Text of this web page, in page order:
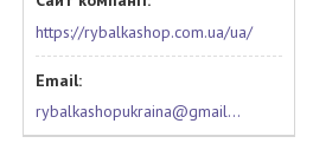
https://rybalkashop.com.ua/ua/
rybalkashopukraina@gmail.com